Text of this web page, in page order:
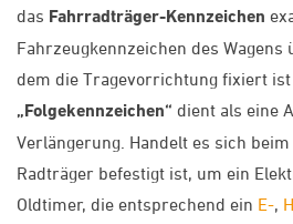
das Fahrradträger-Kennzeichen
Fahrzeugkennzeichen des
dem die Tragevorrichtung fixiert ist
„Folgekennzeichen“ dient als eine
Verlängerung. Handelt es sich
Radträger befestigt ist, um ein
Oldtimer, die entsprechend ein E-,